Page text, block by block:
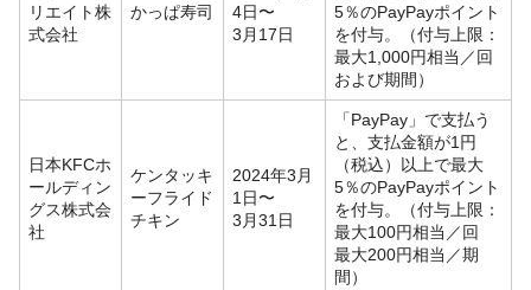
リエイト株
式会社
かっぱ寿司
4日〜
3月17日
5％のPayPayポイント
を付与。（付与上限：
最大1,000円相当／回
および期間）
日本KFCホ
ールディン
グス株式会
社
ケンタッキ
ーフライド
チキン
2024年3月
1日〜
3月31日
「PayPay」で支払う
と、支払金額が1円
（税込）以上で最大
5％のPayPayポイント
を付与。（付与上限：
最大100円相当／回
最大200円相当／期
間）